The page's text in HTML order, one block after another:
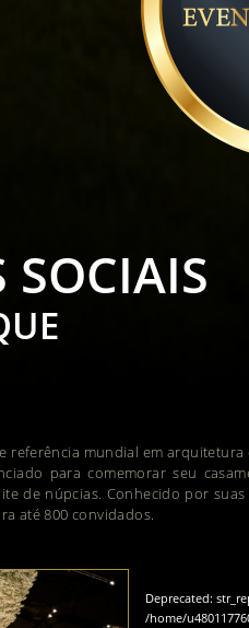
SOCIAIS
referência mundial em
para comemorar seu
de núpcias. Conhecido por
até 800 convidados.
Deprecated:
/home/